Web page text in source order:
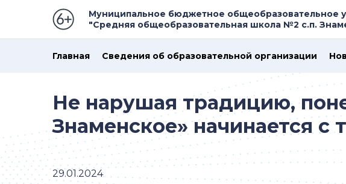
Муниципальное бюджетное общеобразовательное
"Средняя общеобразовательная школа №2 с.п.
Главная Сведения об образовательной организации
Не нарушая традицию,
Знаменское» начинается
29.01.2024